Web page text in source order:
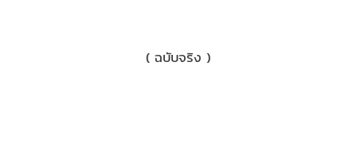
( ฉบับจริง )